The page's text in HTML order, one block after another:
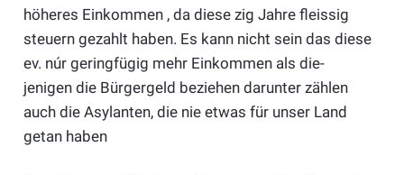
höheres Einkommen , da diese zig Jahre fleissig
steuern gezahlt haben. Es kann nicht sein das diese
ev. núr geringfügig mehr Einkommen als die-
jenigen die Bürgergeld beziehen darunter zählen
auch die Asylanten, die nie etwas für unser Land
getan haben